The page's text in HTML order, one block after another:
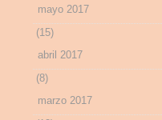
mayo 2017
(15)
abril 2017
(8)
marzo 2017